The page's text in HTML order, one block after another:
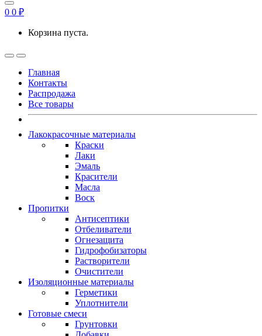
0 0 ₽
Корзина пуста.
Главная
Контакты
Распродажа
Все товары
Лакокрасочные материалы
Краски
Лаки
Эмаль
Красители
Масла
Воск
Пропитки
Антисептики
Отбеливатели
Огнезащита
Гидрофобизаторы
Растворители
Очистители
Изоляционные материалы
Герметики
Уплотнители
Готовые смеси
Грунтовки